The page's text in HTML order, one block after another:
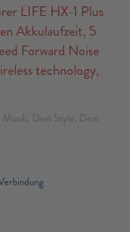
LIFE HX-1 Plus
Akkulaufzeit, 5
Forward Noise
technology,
Dein Style, Dein